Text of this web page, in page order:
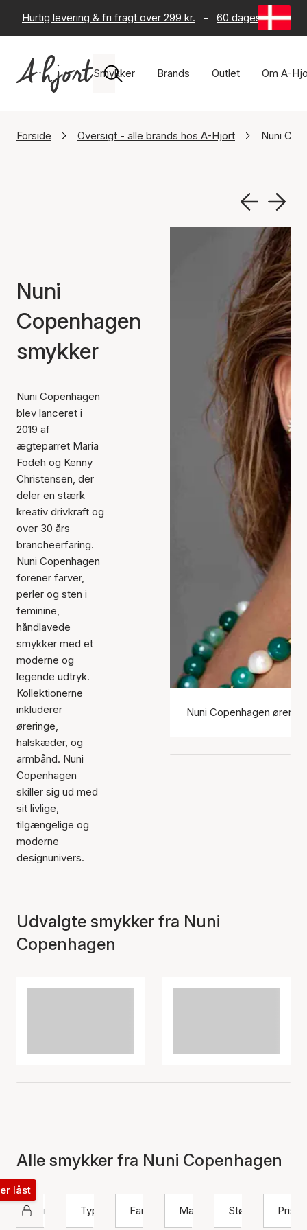
Hurtig levering & fri fragt over 299 kr. - 60 dages returret
Smykker Brands Outlet Om A-
Forside Oversigt - alle brands hos A-Hjort Nuni
Nuni
Copenhagen
smykker
Nuni Copenhagen
blev lanceret i
2019 af
ægteparret Maria
Fodeh og Kenny
Christensen, der
deler en stærk
kreativ drivkraft og
over 30 års
brancheerfaring.
Nuni Copenhagen
forener farver,
perler og sten i
feminine,
håndlavede
smykker med et
moderne og
legende udtryk.
Kollektionerne
inkluderer
øreringe,
halskæder, og
armbånd. Nuni
Copenhagen
skiller sig ud med
sit livlige,
tilgængelige og
moderne
designunivers.
Nuni Copenhagen
Udvalgte smykker fra Nuni
Copenhagen
Alle smykker fra Nuni Copenhagen
Nuni Copenhagen
låst
Type
Farve Materiale Størrelse Pris